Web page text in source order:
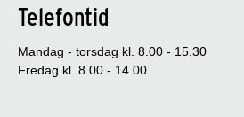
Telefontid
Mandag - torsdag kl. 8.00 - 15.30
Fredag kl. 8.00 - 14.00